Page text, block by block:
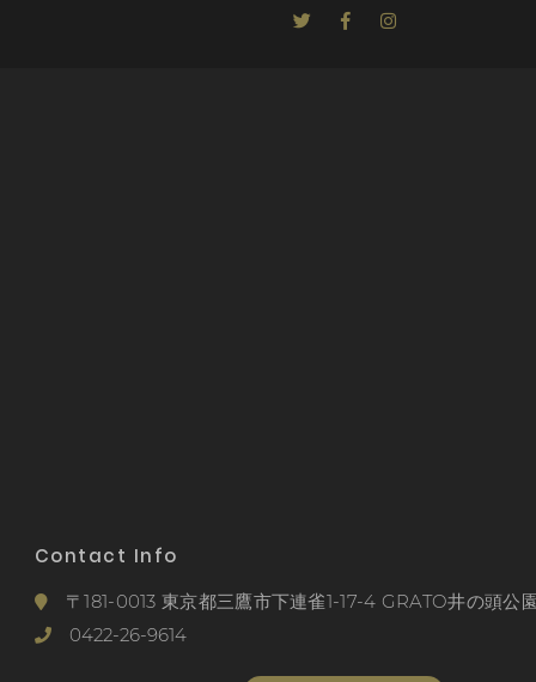
Contact Info
〒181-0013 東京都三鷹市下連雀1-17-4 GRATO井の頭公
0422-26-9614